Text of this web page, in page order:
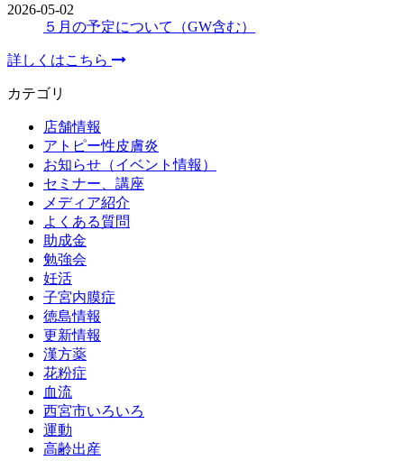
2026-05-02
５月の予定について（GW含む）
詳しくはこちら
カテゴリ
店舗情報
アトピー性皮膚炎
お知らせ（イベント情報）
セミナー、講座
メディア紹介
よくある質問
助成金
勉強会
妊活
子宮内膜症
徳島情報
更新情報
漢方薬
花粉症
血流
西宮市いろいろ
運動
高齢出産